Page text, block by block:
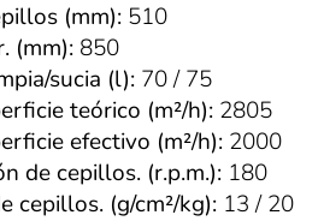
(mm): 510
(mm): 850
sucia (l): 70 / 75
teórico (m²/h): 2805
efectivo (m²/h): 2000
de cepillos. (r.p.m.): 180
cepillos. (g/cm²/kg): 13 / 20